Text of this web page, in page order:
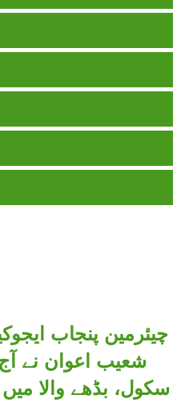
چیئرمین پنجاب
شعیب اعوان نے
سکول، بڈھے والا